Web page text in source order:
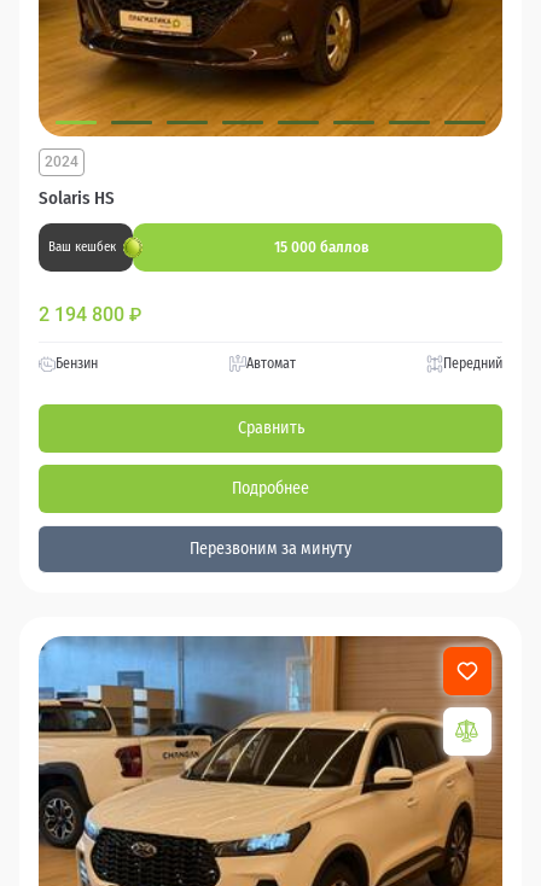
Solaris HS
2024
Ваш кешбек 15 000 баллов
2 194 800 ₽
Бензин Автомат Передний
Сравнить
Подробнее
Перезвоним за минуту